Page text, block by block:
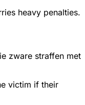
heavy penalties.
zware straffen met
victim if their